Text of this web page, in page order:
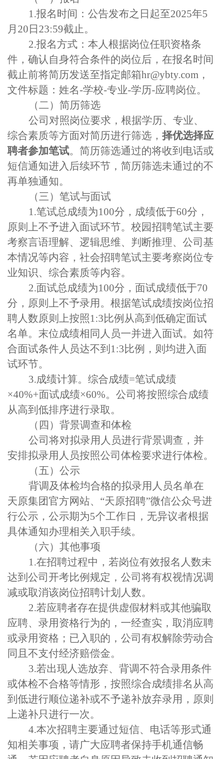
1.报名时间：公告发布之日起至2025年5
月 20 日 23:59截止。
2.报名方式： 本人根据岗位任职资格条
件，确认自身符合条件的岗位后， 在报名时间
截止前将简历发送至指定邮箱hr@ybty.com ，
文件标题： 姓名-学校-专业-学历-应聘岗位。
（二）简历筛选
公司对照岗位要求， 根据学历、专业、
综合素质等方面对简历进行筛选 ， 择优选择应
聘者参加笔试。简历筛选通过的将收到电话或
短信通知进入后续环节，简历筛选未通过的不
再单独通知。
（三）笔试与面试
1.笔试总成绩为100分，成绩低于60分，
原则上不予进入面试环节。 校园招聘笔试主要
考察言语理解、逻辑思维、判断推理、公司基
本情况等内容，社会招聘笔试主要考察岗位专
业知识、综合素质等内容。
2.面试总成绩为100分，面试成绩低于70
分，原则上不予录用。根据笔试成绩按岗位招
聘人数原则上按照1:3比例从高到低确定面试
名单。末位成绩相同人员一并进入面试。如符
合面试条件人员达不到 1:3比例，则均进入面
试环节。
3.成绩计算。综合成绩=笔试成绩
×40%+面试成绩×60%。公司将按照综合成绩
从高到低排序进行录取。
（四）背景调查和体检
公司将对拟录用人员进行背景调查 ，并
安排拟录用人员按照公司体检要求进行体检。
（五）公示
背调及体检均合格的拟录用人员名单在
天原集团官方网站、 “天原招聘”微信公众号进
行公示，公示期为5个工作日，无异议者根据
具体通知办理相关入职手续。
（六） 其他事项
1.在招聘过程中，若岗位有效报名人数未
达到公司开考比例规定， 公司 将有权视情况调
减或取消该岗位招聘计划人数。
2.若应聘者存在提供虚假材料或其他骗取
应聘、录用资格行为的，一经查实，取消应聘
或录用资格；已入职的， 公司 有权解除劳动合
同且不支付经济赔偿金。
3.若出现人选放弃、背调不符合录用条件
或体检不合格等情形，按照综合成绩排名从高
到低进行顺位递补或不予递补放弃录用，原则
上递补只进行一次。
4.本次招聘主要通过短信、电话等形式通
知相关事项，请广大应聘者保持手机通信畅